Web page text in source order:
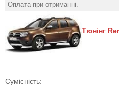
Оплата при отриманні.
Тюнінг
Сумісність: